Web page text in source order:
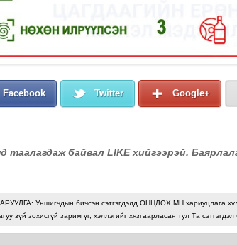
Facebook Twitter Google+
таалагдаж байвал LIKE хийгээрэй.
Уншигчдын бичсэн сэтгэгдэлд ОНЦЛОХ.МН хариуцлага
зүй зохисгүй зарим үг, хэллэгийг хязгаарласан тул Та